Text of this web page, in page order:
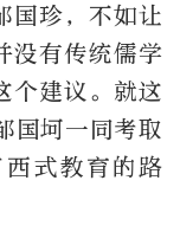
国珍，不如让
没有传统儒学
个建议。就这
国坷一同考取
式教育的路